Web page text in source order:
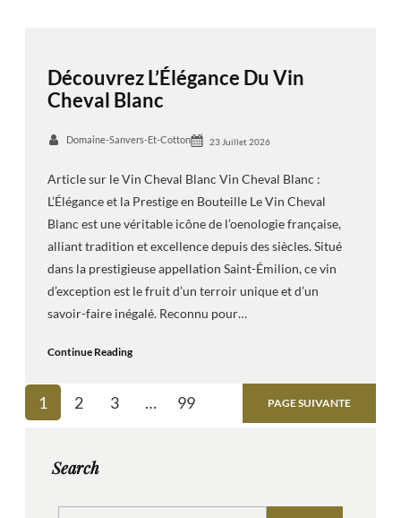
Découvrez L’Élégance Du Vin
Cheval Blanc
Domaine-Sanvers-Et-Cotton 23 Juillet 2026
Article sur le Vin Cheval Blanc Vin Cheval Blanc :
L’Élégance et la Prestige en Bouteille Le Vin Cheval
Blanc est une véritable icône de l’oenologie française,
alliant tradition et excellence depuis des siècles. Situé
dans la prestigieuse appellation Saint-Émilion, ce vin
d’exception est le fruit d’un terroir unique et d’un
savoir-faire inégalé. Reconnu pour…
Continue Reading
1 2 3 … 99 PAGE SUIVANTE
Search